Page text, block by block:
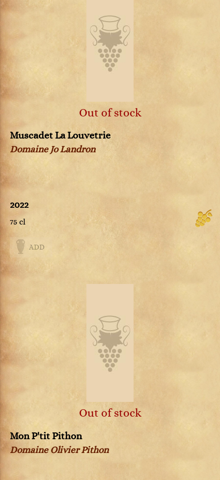
Out of stock
Muscadet La Louvetrie
Domaine Jo Landron
2022
75 cl
ADD
Out of stock
Mon P'tit Pithon
Domaine Olivier Pithon